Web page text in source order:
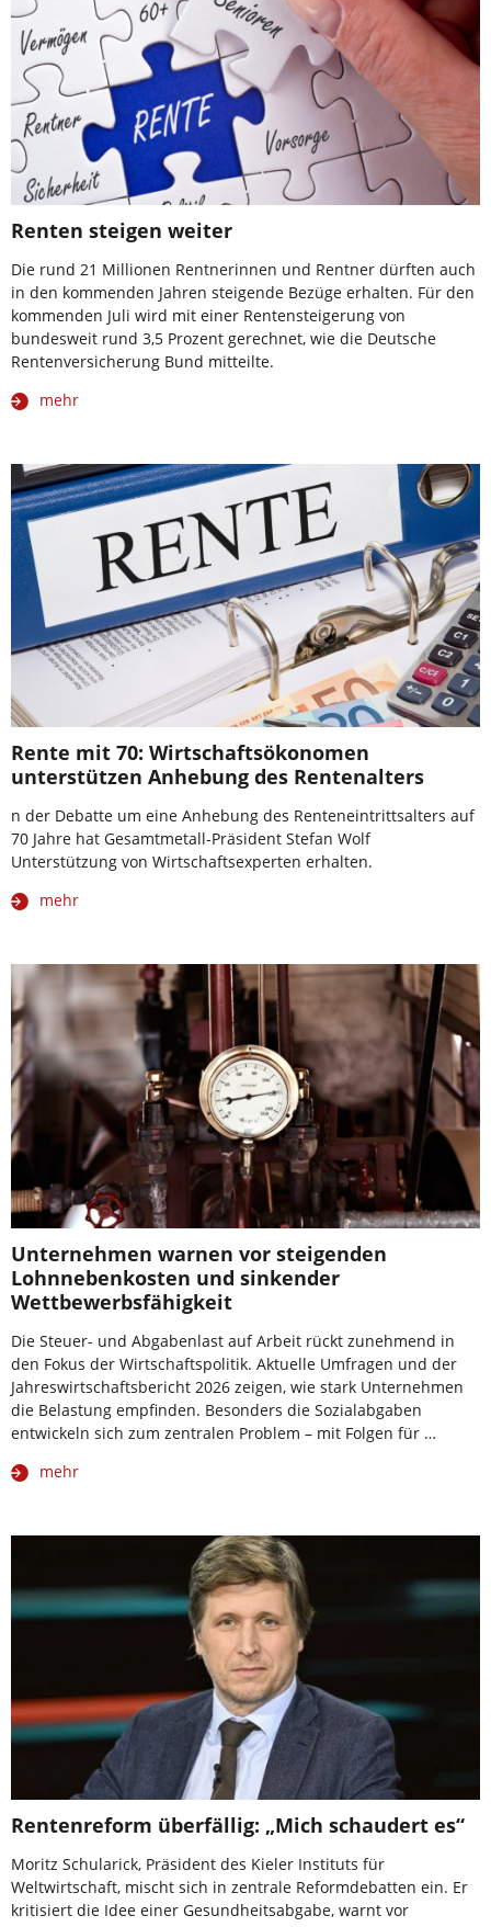
Renten steigen weiter
Die rund 21 Millionen Rentnerinnen und Rentner dürften auch
in den kommenden Jahren steigende Bezüge erhalten. Für den
kommenden Juli wird mit einer Rentensteigerung von
bundesweit rund 3,5 Prozent gerechnet, wie die Deutsche
Rentenversicherung Bund mitteilte.
mehr
Rente mit 70: Wirtschaftsökonomen
unterstützen Anhebung des Rentenalters
n der Debatte um eine Anhebung des Renteneintrittsalters auf
70 Jahre hat Gesamtmetall-Präsident Stefan Wolf
Unterstützung von Wirtschaftsexperten erhalten.
mehr
Unternehmen warnen vor steigenden
Lohnnebenkosten und sinkender
Wettbewerbsfähigkeit
Die Steuer- und Abgabenlast auf Arbeit rückt zunehmend in
den Fokus der Wirtschaftspolitik. Aktuelle Umfragen und der
Jahreswirtschaftsbericht 2026 zeigen, wie stark Unternehmen
die Belastung empfinden. Besonders die Sozialabgaben
entwickeln sich zum zentralen Problem – mit Folgen für …
mehr
Rentenreform überfällig: „Mich schaudert es“
Moritz Schularick, Präsident des Kieler Instituts für
Weltwirtschaft, mischt sich in zentrale Reformdebatten ein. Er
kritisiert die Idee einer Gesundheitsabgabe, warnt vor